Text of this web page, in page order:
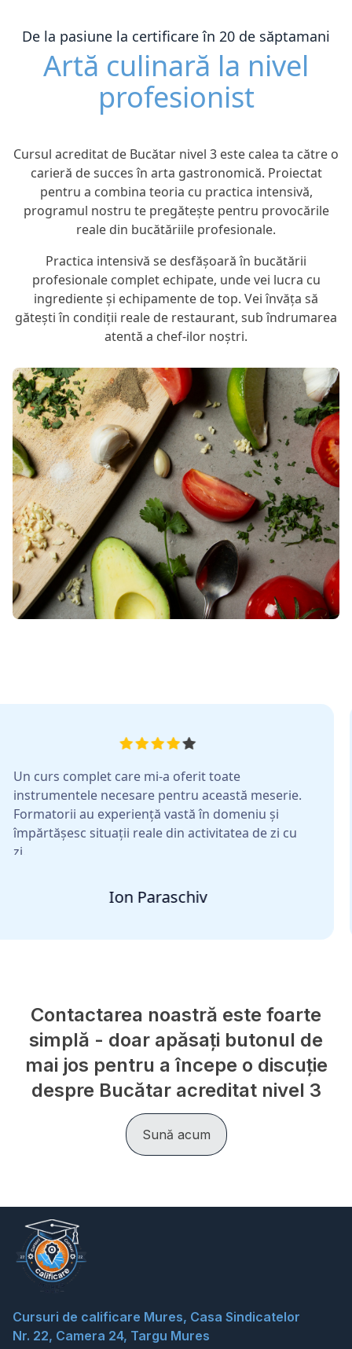
De la pasiune la certificare în 20 de săptamani
Artă culinară la nivel
profesionist
Cursul acreditat de Bucătar nivel 3 este calea ta către o
carieră de succes în arta gastronomică. Proiectat
pentru a combina teoria cu practica intensivă,
programul nostru te pregătește pentru provocările
reale din bucătăriile profesionale.
Practica intensivă se desfășoară în bucătării
profesionale complet echipate, unde vei lucra cu
ingrediente și echipamente de top. Vei învăța să
gătești în condiții reale de restaurant, sub îndrumarea
atentă a chef-ilor noștri.
complet care mi-a oferit toate
necesare pentru această meserie.
au experiență vastă în domeniu și
situații reale din activitatea de zi cu
Ion Paraschiv
Contactarea noastră este foarte
simplă - doar apăsați butonul de
mai jos pentru a începe o discuție
despre Bucătar acreditat nivel 3
Sună acum
Cursuri de calificare Mures, Casa Sindicatelor
Nr. 22, Camera 24, Targu Mures